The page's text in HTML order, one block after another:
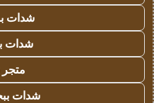
شدات
شدات
شدات